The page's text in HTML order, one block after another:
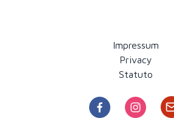
Impressum
Privacy
Statuto